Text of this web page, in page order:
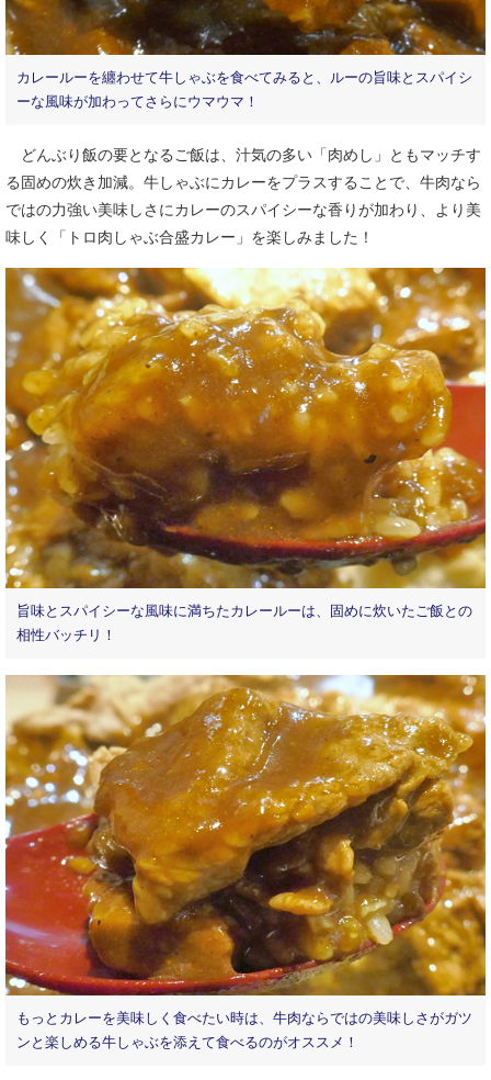
カレールーを纏わせて牛しゃぶを食べてみると、ルーの旨味とスパイシ
ーな風味が加わってさらにウマウマ！
どんぶり飯の要となるご飯は、汁気の多い「肉めし」ともマッチす
る固めの炊き加減。牛しゃぶにカレーをプラスすることで、牛肉なら
ではの力強い美味しさにカレーのスパイシーな香りが加わり、より美
味しく「トロ肉しゃぶ合盛カレー」を楽しみました！
旨味とスパイシーな風味に満ちたカレールーは、固めに炊いたご飯との
相性バッチリ！
もっとカレーを美味しく食べたい時は、牛肉ならではの美味しさがガツ
ンと楽しめる牛しゃぶを添えて食べるのがオススメ！